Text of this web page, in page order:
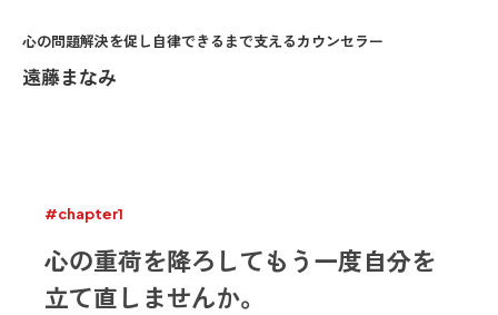
心の問題解決を促し自律できるまで支えるカウンセラー
遠藤まなみ
#chapter1
心の重荷を降ろしてもう一度自分を
立て直しませんか。